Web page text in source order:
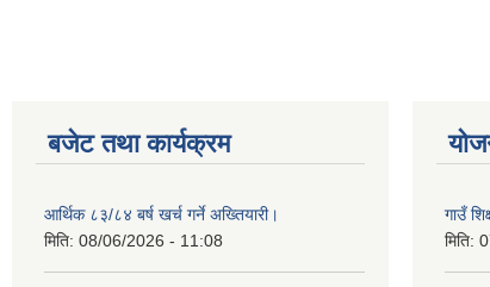
बजेट तथा कार्यक्रम
आर्थिक ८३/८४ बर्ष खर्च गर्ने अख्तियारी।
मिति: 08/06/2026 - 11:08
गाउँ
मिति: